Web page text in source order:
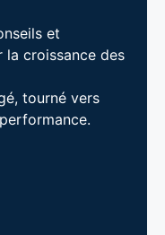
et
la croissance des
tourné vers